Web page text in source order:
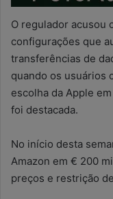
O regulador acusou
configurações que
transferências de
quando os usuários
escolha da Apple
foi destacada.
No início desta
Amazon em € 200
preços e restrição